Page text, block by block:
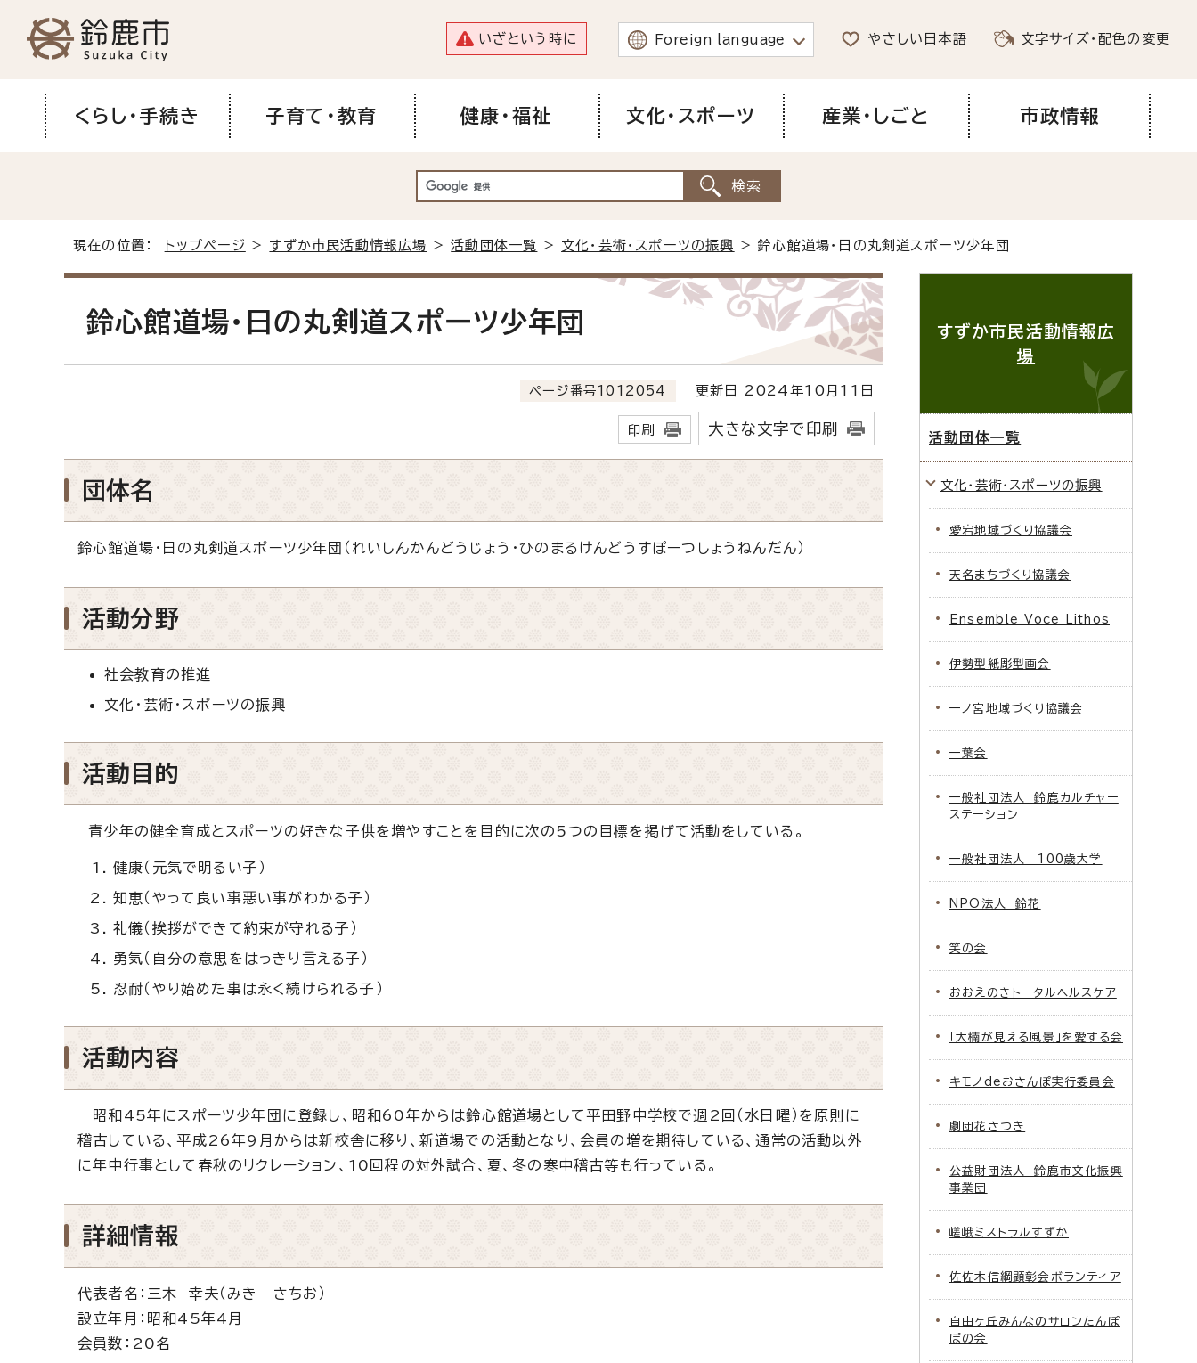
いざという時に Foreign language やさしい日本語 文字サイズ・配色の変更
くらし・手続き 子育て・教育 健康・福祉 文化・スポーツ 産業・しごと 市政情報
現在の位置： トップページ > すずか市民活動情報広場 >活動団体一覧 > 文化・芸術・スポーツの振興 > 鈴心館道場・日の丸剣道スポーツ少年団
鈴心館道場・日の丸剣道スポーツ少年団
ページ番号1012054 更新日 2024年10月11日
印刷 大きな文字で印刷
団体名
鈴心館道場・日の丸剣道スポーツ少年団（れいしんかんどうじょう・ひのまるけんどうすぽーつしょうねんだん）
活動分野
社会教育の推進
文化・芸術・スポーツの振興
活動目的
青少年の健全育成とスポーツの好きな子供を増やすことを目的に次の5つの目標を掲げて活動をしている。
健康（元気で明るい子）
知恵（やって良い事悪い事がわかる子）
礼儀（挨拶ができて約束が守れる子）
勇気（自分の意思をはっきり言える子）
忍耐（やり始めた事は永く続けられる子）
活動内容
昭和45年にスポーツ少年団に登録し、昭和60年からは鈴心館道場として平田野中学校で週2回（水日曜）を原則に
稽古している、平成26年9月からは新校舎に移り、新道場での活動となり、会員の増を期待している、通常の活動以外
に年中行事として春秋のリクレーション、10回程の対外試合、夏、冬の寒中稽古等も行っている。
詳細情報
代表者名：三木 幸夫（みき さちお）
設立年月：昭和45年4月
会員数：20名
すずか市民活動情報広
場
活動団体一覧
文化・芸術・スポーツの振興
愛宕地域づくり協議会
天名まちづくり協議会
Ensemble Voce Lithos
伊勢型紙彫型画会
一ノ宮地域づくり協議会
一葉会
一般社団法人 鈴鹿カルチャー
ステーション
一般社団法人 100歳大学
NPO法人 鈴花
笑の会
おおえのきトータルヘルスケア
「大楠が見える風景」を愛する会
キモノdeおさんぽ実行委員会
劇団花さつき
公益財団法人 鈴鹿市文化振興
事業団
嵯峨ミストラルすずか
佐佐木信綱顕彰会ボランティア
自由ヶ丘みんなのサロンたんぽ
ぽの会